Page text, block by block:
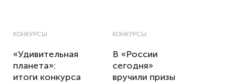
КОНКУРСЫ
«Удивительная
планета»:
итоги конкурса
КОНКУРСЫ
В «России
сегодня»
вручили призы